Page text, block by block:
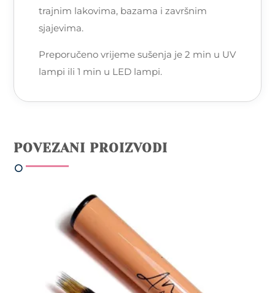
trajnim lakovima, bazama i završnim
sjajevima.
Preporučeno vrijeme sušenja je 2 min u UV
lampi ili 1 min u LED lampi.
POVEZANI PROIZVODI